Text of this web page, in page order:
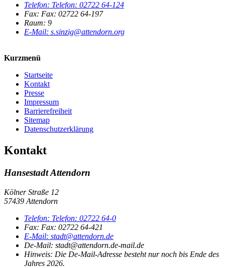
Telefon: Telefon: 02722 64-124
Fax: Fax: 02722 64-197
Raum: 9
E-Mail: s.sinzig@attendorn.org
Kurzmenü
Startseite
Kontakt
Presse
Impressum
Barrierefreiheit
Sitemap
Datenschutzerklärung
Kontakt
Hansestadt Attendorn
Kölner Straße 12
57439 Attendorn
Telefon: Telefon: 02722 64-0
Fax: Fax: 02722 64-421
E-Mail: stadt@attendorn.de
De-Mail: stadt@attendorn.de-mail.de
Hinweis: Die De-Mail-Adresse besteht nur noch bis Ende des
Jahres 2026.